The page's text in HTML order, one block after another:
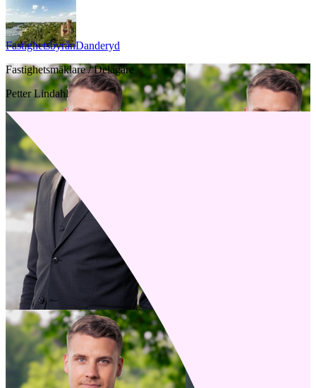
FastighetsbyrånDanderyd
Fastighetsmäklare / Delägare
Petter Lindahl